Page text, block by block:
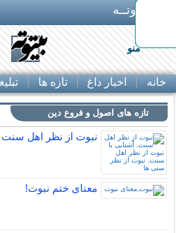
بـیتوتــه
منو
خانه اخبار داغ تازه ها
تازه های اصول و فروع دین
نبوت از نظر اهل
معنای ختم نبوت!